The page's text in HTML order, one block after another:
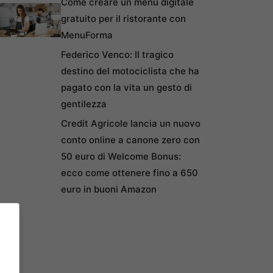
gratuito per il ristorante con
MenuForma
Federico Venco: Il tragico
destino del motociclista che ha
pagato con la vita un gesto di
gentilezza
Credit Agricole lancia un nuovo
conto online a canone zero con
50 euro di Welcome Bonus:
ecco come ottenere fino a 650
euro in buoni Amazon